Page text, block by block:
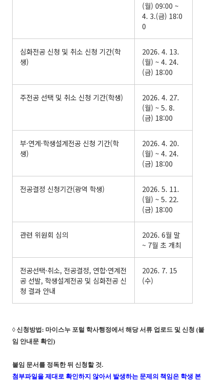
(월) 09:00 ~
4. 3.(금) 18:0
0
심화전공 신청 및 취소 신청 기간(학
생)
2026. 4. 13.
(월) ~ 4. 24.
(금) 18:00
주전공 선택 및 취소 신청 기간(학생)
2026. 4. 27.
(월) ~ 5. 8.
(금) 18:00
부·연계·학생설계전공 신청 기간(학
생)
2026. 4. 20.
(월) ~ 4. 24.
(금) 18:00
전공결정 신청기간(광역 학생)
2026. 5. 11.
(월) ~ 5. 22.
(금) 18:00
관련 위원회 심의
2026. 6월 말
~ 7월 초 개최
전공선택·취소, 전공결정, 연합·연계전
공 선발, 학생설계전공 및 심화전공 신
청 결과 안내
2026. 7. 15
(수)
◊ 신청방법: 마이스누 포털 학사행정에서 해당 서류 업로드 및 신청 (붙
임 안내문 확인)
붙임 문서를 정독한 뒤 신청할 것.
첨부파일을 제대로 확인하지 않아서 발생하는 문제의 책임은 학생 본